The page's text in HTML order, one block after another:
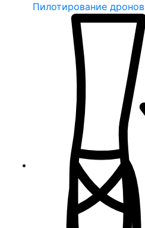
Пилотирование дронов